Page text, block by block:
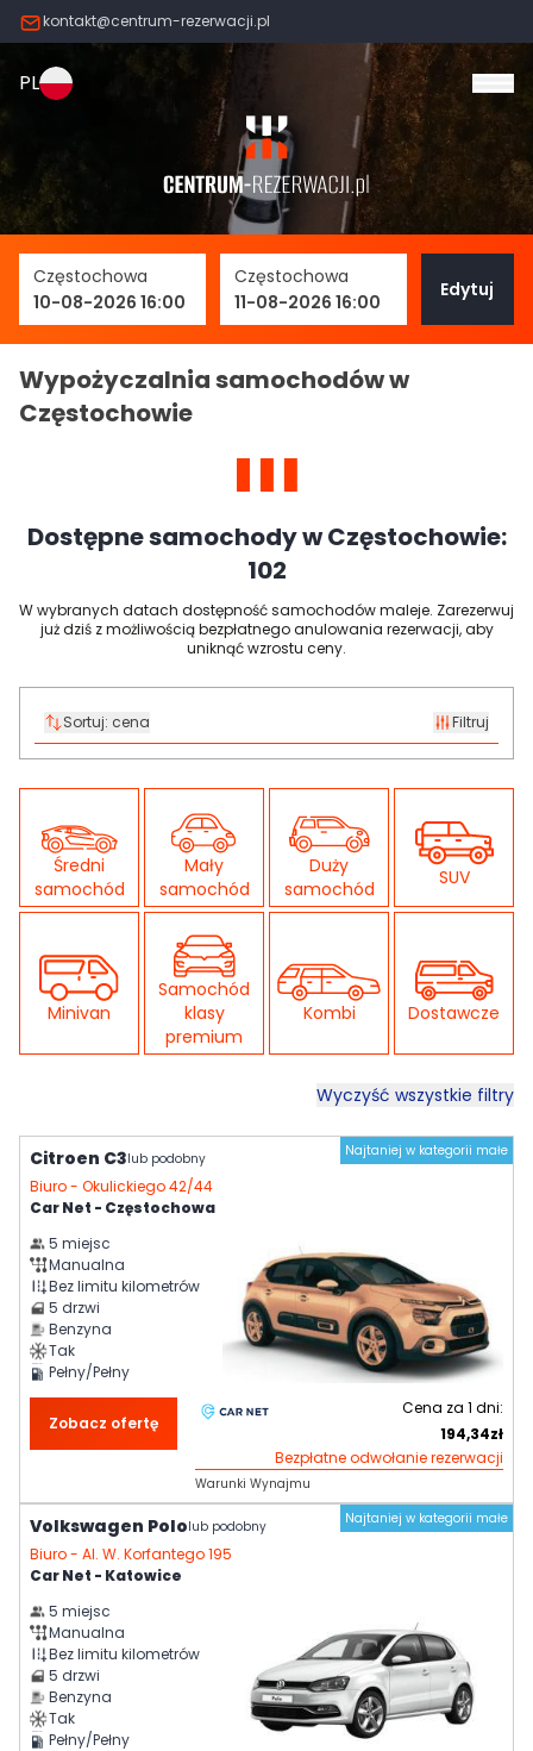
kontakt@centrum-rezerwacji.pl
PL
Częstochowa
10-08-2026 16:00
Częstochowa
11-08-2026 16:00
Edytuj
Wypożyczalnia samochodów w
Częstochowie
Dostępne samochody w Częstochowie:
102
W wybranych datach dostępność samochodów maleje. Zarezerwuj
już dziś z możliwością bezpłatnego anulowania rezerwacji, aby
uniknąć wzrostu ceny.
Sortuj: cena Filtruj
Średni
samochód
Mały
samochód
Duży
samochód
SUV
Minivan
Samochód
klasy
premium
Kombi Dostawcze
Wyczyść wszystkie filtry
Najtaniej w kategorii małe
Citroen C3lub podobny
Biuro - Okulickiego 42/44
Car Net - Częstochowa
5 miejsc
Manualna
Bez limitu kilometrów
5 drzwi
Benzyna
Tak
Pełny/Pełny
Zobacz ofertę
Cena za 1 dni:
194,34zł
Bezpłatne odwołanie rezerwacji
Warunki Wynajmu
Najtaniej w kategorii małe
Volkswagen Pololub podobny
Biuro - Al. W. Korfantego 195
Car Net - Katowice
5 miejsc
Manualna
Bez limitu kilometrów
5 drzwi
Benzyna
Tak
Pełny/Pełny